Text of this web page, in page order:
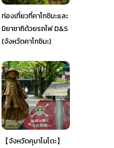
ท่องเที่ยวที่คาโกชิมะและ
มิยาซากิด้วยรถไฟ D&S
(จังหวัดคาโกชิมะ)
【จังหวัดคุมาโมโตะ】